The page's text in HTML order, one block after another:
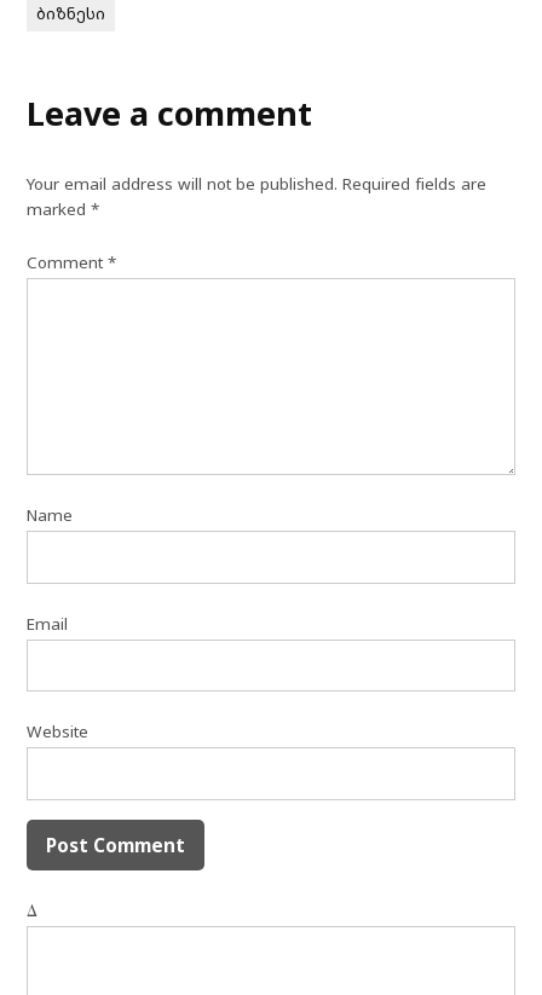
ბიზნესი
Leave a comment
Your email address will not be published. Required fields are
marked*
Comment*
Name
Email
Website
Δ